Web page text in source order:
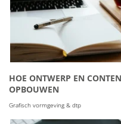
HOE ONTWERP EN
OPBOUWEN
Grafisch vormgeving & dtp